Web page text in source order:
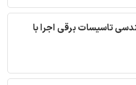
تاسیسات برقی اجرا با